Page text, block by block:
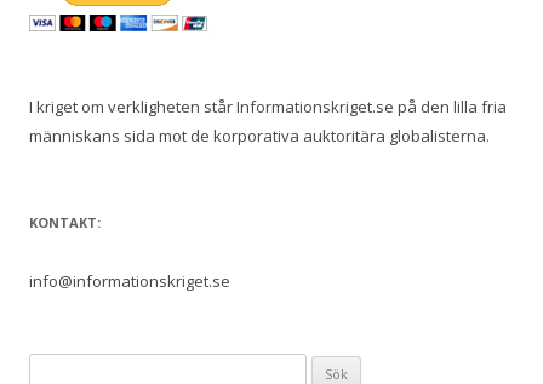
I kriget om verkligheten står Informationskriget.se på den lilla fria
människans sida mot de korporativa auktoritära globalisterna.
KONTAKT:
info@informationskriget.se